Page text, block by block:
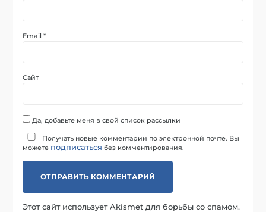
Email*
Сайт
Да, добавьте меня в свой список рассылки
Получать новые комментарии по электронной почте. Вы
можете подписаться без комментирования.
Этот сайт использует Akismet для борьбы со спамом.